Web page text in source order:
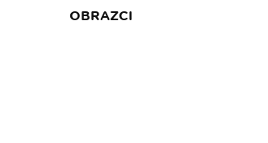
OBRAZCI